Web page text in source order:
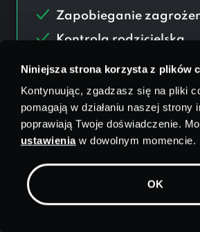
Niniejsza strona korzysta z plików
Kontynuując, zgadzasz się na pliki
pomagają w działaniu naszej strony
poprawiają Twoje doświadczenie.
ustawieniaw dowolnym momencie.
OK
Zapobieganie
Kontrola rodzicielska
Aplikacje dla:
Dodać$1.99/mies.
antywirusowy
Wybierz